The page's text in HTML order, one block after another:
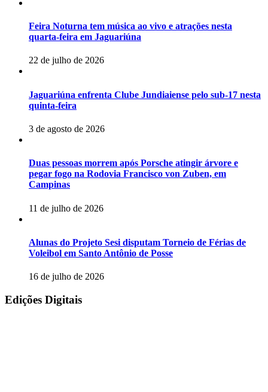
Feira Noturna tem música ao vivo e atrações nesta
quarta-feira em Jaguariúna
22 de julho de 2026
Jaguariúna enfrenta Clube Jundiaiense pelo sub-17 nesta
quinta-feira
3 de agosto de 2026
Duas pessoas morrem após Porsche atingir árvore e
pegar fogo na Rodovia Francisco von Zuben, em
Campinas
11 de julho de 2026
Alunas do Projeto Sesi disputam Torneio de Férias de
Voleibol em Santo Antônio de Posse
16 de julho de 2026
Edições Digitais